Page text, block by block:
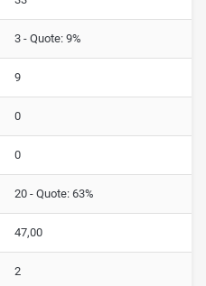
3 - Quote: 9%
9
0
0
20 - Quote: 63%
47,00
2